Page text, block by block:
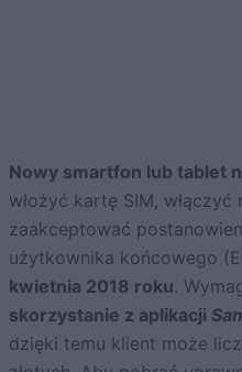
Nowy smartfon lub tablet
włożyć kartę SIM,
zaakceptować
użytkownika końcowego
kwietnia 2018 roku.
skorzystanie z aplikacji
dzięki temu klient może